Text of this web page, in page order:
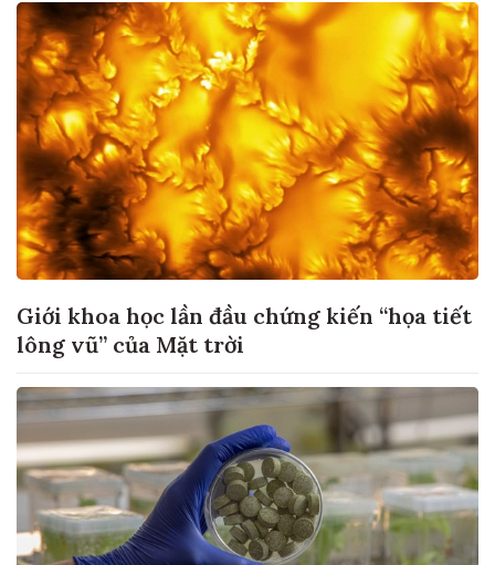
Giới khoa học lần đầu chứng kiến “họa tiết
lông vũ” của Mặt trời